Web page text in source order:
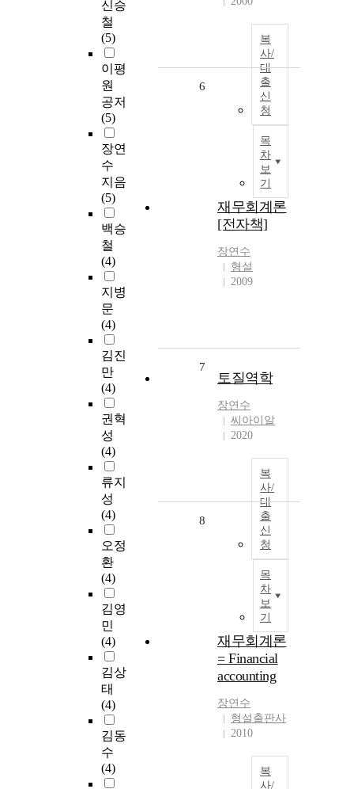
신승
철
(5)
이평
원
공저
(5)
장연
수
지음
(5)
백승
철
(4)
지병
문
(4)
김진
만
(4)
권혁
성
(4)
류지
성
(4)
오정
환
(4)
김영
민
(4)
김상
태
(4)
김동
수
(4)
복
사/
대
출
신
청
목
차
보
기
6
재무회계론
[전자책]
장연수
형설
2009
7
토질역학
장연수
씨아이알
2020
복
사/
대
출
신
청
목
차
보
기
8
재무회계론
= Financial
accounting
장연수
형설출판사
2010
복
사/